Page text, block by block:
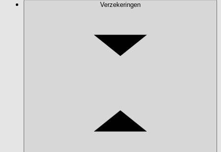
Verzekeringen